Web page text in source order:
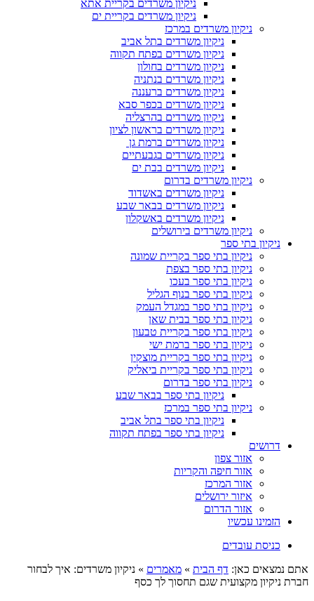
ניקיון משרדים בקריית אתא
ניקיון משרדים בקריית ים
ניקיון משרדים במרכז
ניקיון משרדים בתל אביב
ניקיון משרדים בפתח תקווה
ניקיון משרדים בחולון
ניקיון משרדים בנתניה
ניקיון משרדים ברעננה
ניקיון משרדים בכפר סבא
ניקיון משרדים בהרצליה
ניקיון משרדים בראשון לציון
ניקיון משרדים ברמת גן
ניקיון משרדים בגבעתיים
ניקיון משרדים בבת ים
ניקיון משרדים בדרום
ניקיון משרדים באשדוד
ניקיון משרדים בבאר שבע
ניקיון משרדים באשקלון
ניקיון משרדים בירושלים
ניקיון בתי ספר
ניקיון בתי ספר בקריית שמונה
ניקיון בתי ספר בצפת
ניקיון בתי ספר בעכו
ניקיון בתי ספר בנוף הגליל
ניקיון בתי ספר במגדל העמק
ניקיון בתי ספר בבית שאן
ניקיון בתי ספר בקריית טבעון
ניקיון בתי ספר ברמת ישי
ניקיון בתי ספר בקריית מוצקין
ניקיון בתי ספר בקריית ביאליק
ניקיון בתי ספר בדרום
ניקיון בתי ספר בבאר שבע
ניקיון בתי ספר במרכז
ניקיון בתי ספר בתל אביב
ניקיון בתי ספר בפתח תקווה
דרושים
אזור צפון
אזור חיפה והקריות
אזור המרכז
איזור ירושלים
אזור הדרום
הזמינו עכשיו
כניסת עובדים
אתם נמצאים כאן: דף הבית » מאמרים » ניקיון משרדים: איך לבחור
חברת ניקיון מקצועית שגם תחסוך לך כסף